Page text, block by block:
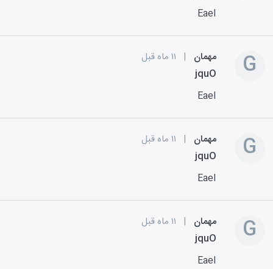
EaeI
G مهمان | ۱۱ ماه قبل
jquO
EaeI
G مهمان | ۱۱ ماه قبل
jquO
EaeI
G مهمان | ۱۱ ماه قبل
jquO
EaeI